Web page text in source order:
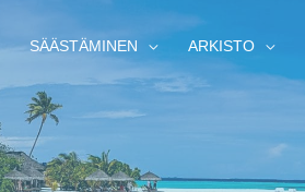
SÄÄSTÄMINEN ARKISTO